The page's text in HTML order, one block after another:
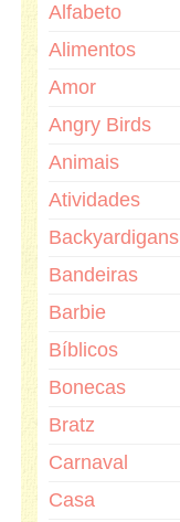
Alfabeto
Alimentos
Amor
Angry Birds
Animais
Atividades
Backyardigans
Bandeiras
Barbie
Bíblicos
Bonecas
Bratz
Carnaval
Casa